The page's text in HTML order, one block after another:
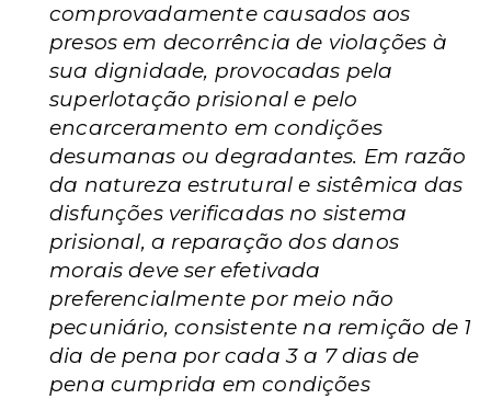
comprovadamente causados aos
presos em decorrência de violações à
sua dignidade, provocadas pela
superlotação prisional e pelo
encarceramento em condições
desumanas ou degradantes. Em razão
da natureza estrutural e sistêmica das
disfunções verificadas no sistema
prisional, a reparação dos danos
morais deve ser efetivada
preferencialmente por meio não
pecuniário, consistente na remição de 1
dia de pena por cada 3 a 7 dias de
pena cumprida em condições